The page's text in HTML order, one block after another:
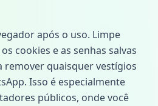
após o uso. Limpe
cookies e as senhas salvas
remover quaisquer vestígios
Isso é especialmente
públicos, onde você